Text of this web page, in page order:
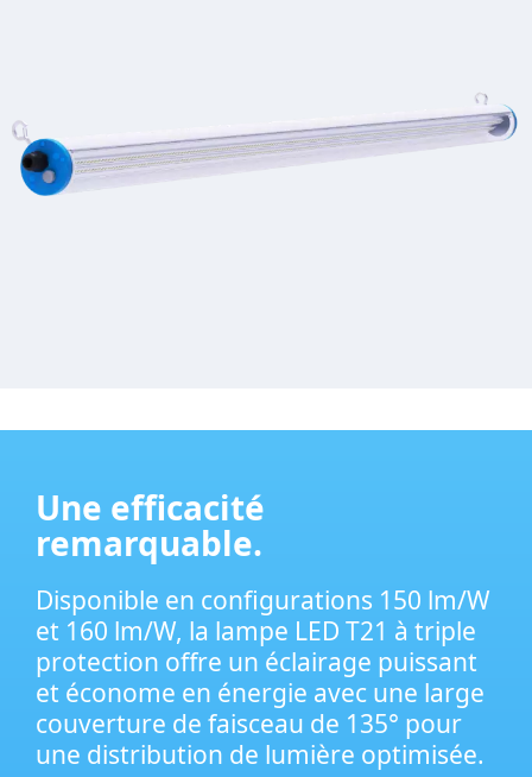
Une efficacité
remarquable.
Disponible en configurations 150 lm/W
et 160 lm/W, la lampe LED T21 à triple
protection offre un éclairage puissant
et économe en énergie avec une large
couverture de faisceau de 135° pour
une distribution de lumière optimisée.